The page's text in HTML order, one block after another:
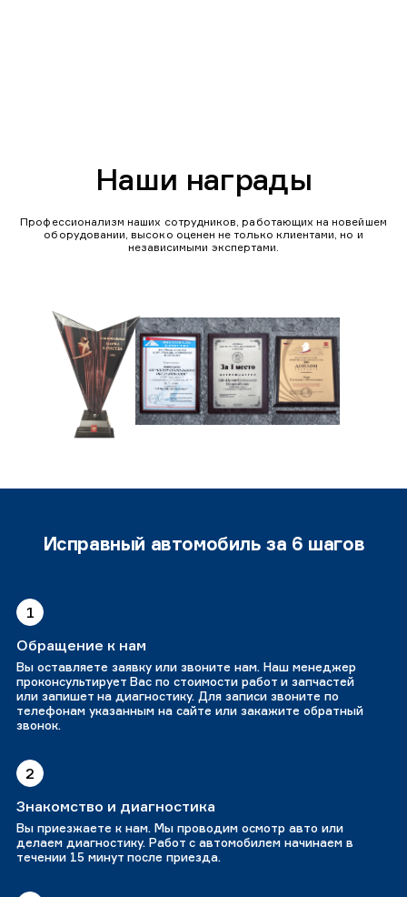
Наши награды
Профессионализм наших сотрудников, работающих на новейшем
оборудовании, высоко оценен не только клиентами, но и
независимыми экспертами.
Исправный автомобиль за 6 шагов
1
Обращение к нам
Вы оставляете заявку или звоните нам. Наш менеджер
проконсультирует Вас по стоимости работ и запчастей
или запишет на диагностику. Для записи звоните по
телефонам указанным на сайте или закажите обратный
звонок.
2
Знакомство и диагностика
Вы приезжаете к нам. Мы проводим осмотр авто или
делаем диагностику. Работ с автомобилем начинаем в
течении 15 минут после приезда.